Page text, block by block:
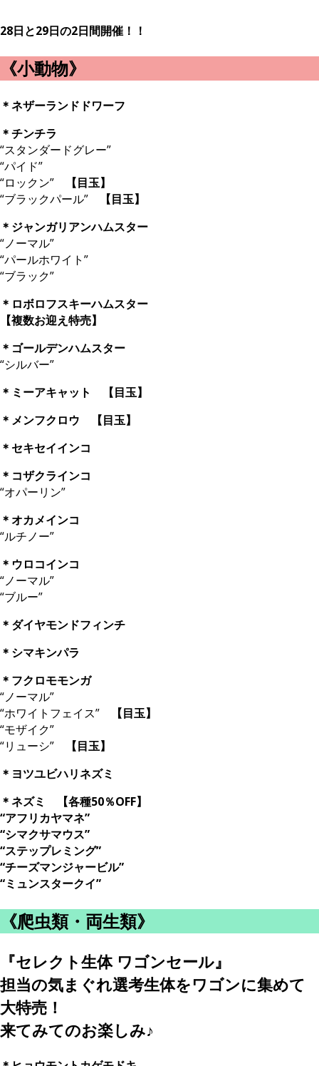
28日と29日の2日間開催！！
《小動物》
＊ネザーランドドワーフ
＊チンチラ
“スタンダードグレー”
“パイド”
“ロックン”
【目玉】
“ブラックパール”
【目玉】
＊ジャンガリアンハムスター
“ノーマル”
“パールホワイト”
“ブラック”
＊ロボロフスキーハムスター
【複数お迎え特売】
＊ゴールデンハムスター
“シルバー”
＊ミーアキャット 【目玉】
＊メンフクロウ 【目玉】
＊セキセイインコ
＊コザクラインコ
“オパーリン”
＊オカメインコ
“ルチノー”
＊ウロコインコ
“ノーマル”
“ブルー”
＊ダイヤモンドフィンチ
＊シマキンパラ
＊フクロモモンガ
“ノーマル”
“ホワイトフェイス”
【目玉】
“モザイク”
“リューシ”
【目玉】
＊ヨツユビハリネズミ
＊ネズミ 【各種50％OFF】
“アフリカヤマネ”
“シマクサマウス”
“ステップレミング”
“チーズマンジャービル”
“ミュンスタークイ”
《爬虫類・両生類》
『セレクト生体 ワゴンセール』
担当の気まぐれ選考生体をワゴンに集めて
大特売！
来てみてのお楽しみ♪